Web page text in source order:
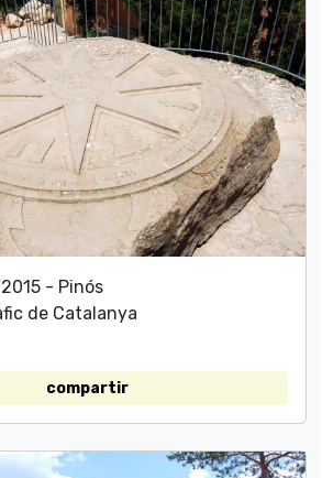
- Pinós
de Catalanya
compartir